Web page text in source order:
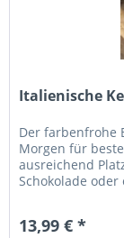
Italienische
Der farbenfrohe
Morgen für
ausreichend
Schokolade
13,99 € *